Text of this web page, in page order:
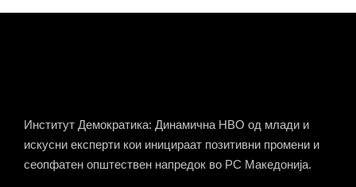
Институт Демократика: Динамична НВО од млади и
искусни експерти кои иницираат позитивни промени и
сеопфатен општествен напредок во РС Македонија.